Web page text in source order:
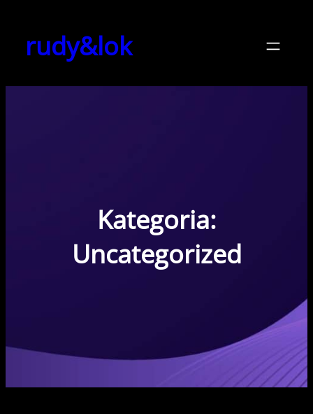
treścirudy&lok
Kategoria:
Uncategorized